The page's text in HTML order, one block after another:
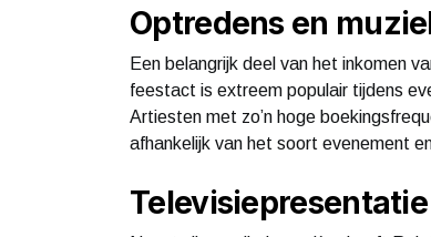
Optredens en
Een belangrijk deel van het inkomen
feestact is extreem populair tijdens
Artiesten met zo’n hoge
afhankelijk van het soort evenement
Televisiepresentatie